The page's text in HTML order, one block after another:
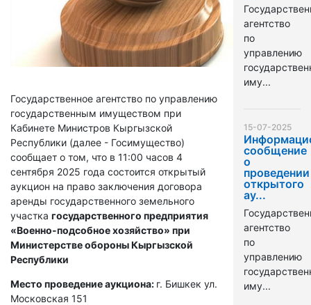
Государственное агентство по управлению
государственным имуществом при
Кабинете Министров Кыргызской
Республики (далее - Госимущество)
сообщает о том, что в 11:00 часов 4
сентября 2025 года состоится открытый
аукцион на право заключения договора
аренды государственного земельного
участка государственного предприятия
«Военно-подсобное хозяйство» при
Министерстве обороны Кыргызской
Республики
Место проведение аукциона: г. Бишкек ул.
Московская 151
агентство
по
управлению
иму...
15-07-2025
сообщение
о
проведении
открытого
ау...
агентство
по
управлению
иму...